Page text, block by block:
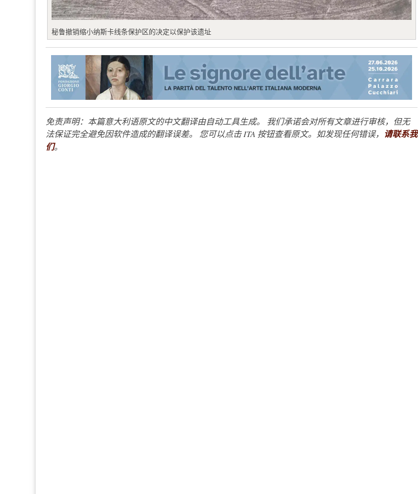
秘鲁撤销缩小纳斯卡线条保护区的决定以保护该遗址
免责声明：本篇意大利语原文的中文翻译由自动工具生成。 我们承诺会对所有文章进行审核，但无
法保证完全避免因软件造成的翻译误差。 您可以点击 ITA 按钮查看原文。如发现任何错误， 请联系我
们。